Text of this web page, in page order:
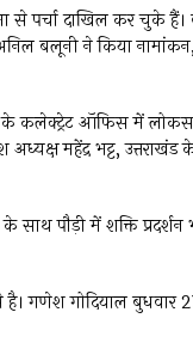
पर्चा दाखिल कर चुके
बलूनी ने किया नामांकन,
के कलेक्ट्रेट ऑफिस में
महेंद्र भट्ट,
पौड़ी में शक्ति प्रदर्शन
गणेश गोदियाल बुधवार